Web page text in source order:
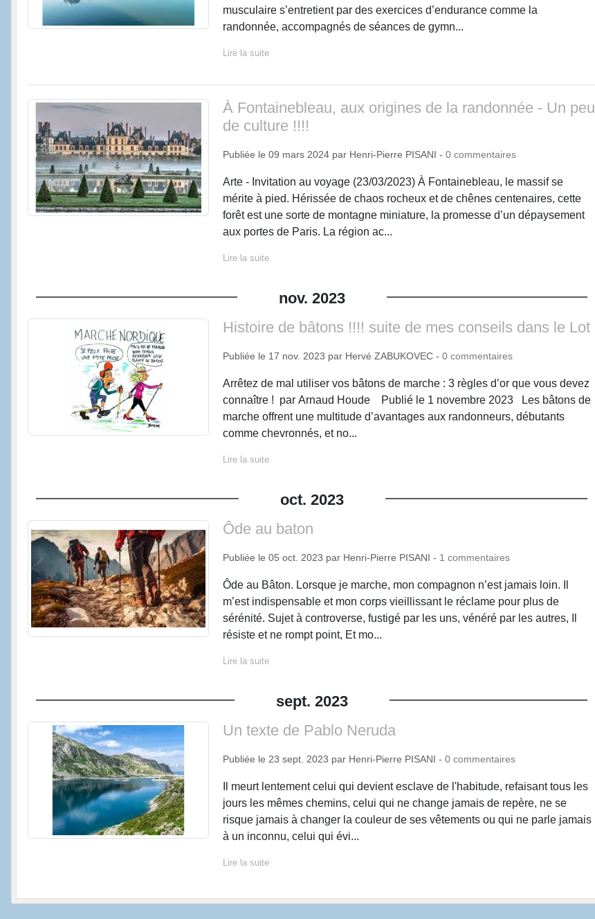
musculaire s’entretient par des exercices d’endurance comme la
randonnée, accompagnés de séances de gymn...
Lire la suite
À Fontainebleau, aux origines de la randonnée - Un peu
de culture !!!!
Publiée le 09 mars 2024par Henri-Pierre PISANI - 0 commentaires
Arte - Invitation au voyage (23/03/2023) À Fontainebleau, le massif se
mérite à pied. Hérissée de chaos rocheux et de chênes centenaires, cette
forêt est une sorte de montagne miniature, la promesse d’un dépaysement
aux portes de Paris. La région ac...
Lire la suite
nov. 2023
Histoire de bâtons !!!! suite de mes conseils dans le Lot
Publiée le 17 nov. 2023 par Hervé ZABUKOVEC - 0 commentaires
Arrêtez de mal utiliser vos bâtons de marche : 3 règles d’or que vous devez
connaître ! par Arnaud Houde Publié le 1 novembre 2023 Les bâtons de
marche offrent une multitude d’avantages aux randonneurs, débutants
comme chevronnés, et no...
Lire la suite
oct. 2023
Ôde au baton
Publiée le 05 oct. 2023 par Henri-Pierre PISANI - 1 commentaires
Ôde au Bâton. Lorsque je marche, mon compagnon n’est jamais loin. Il
m’est indispensable et mon corps vieillissant le réclame pour plus de
sérénité. Sujet à controverse, fustigé par les uns, vénéré par les autres, Il
résiste et ne rompt point, Et mo...
Lire la suite
sept. 2023
Un texte de Pablo Neruda
Publiée le 23 sept. 2023 par Henri-Pierre PISANI - 0 commentaires
Il meurt lentement celui qui devient esclave de l'habitude, refaisant tous les
jours les mêmes chemins, celui qui ne change jamais de repère, ne se
risque jamais à changer la couleur de ses vêtements ou qui ne parle jamais
à un inconnu, celui qui évi...
Lire la suite